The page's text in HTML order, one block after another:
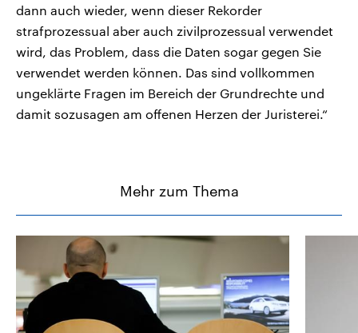
dann auch wieder, wenn dieser Rekorder
strafprozessual aber auch zivilprozessual verwendet
wird, das Problem, dass die Daten sogar gegen Sie
verwendet werden können. Das sind vollkommen
ungeklärte Fragen im Bereich der Grundrechte und
damit sozusagen am offenen Herzen der Juristerei.“
Mehr zum Thema